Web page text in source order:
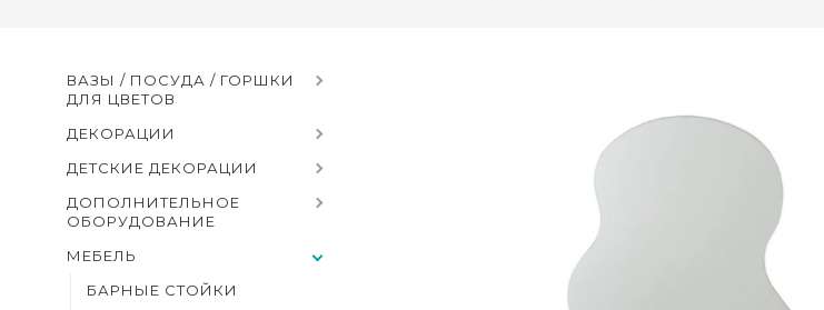
ВАЗЫ / ПОСУДА / ГОРШКИ
ДЛЯ ЦВЕТОВ
ДЕКОРАЦИИ
ДЕТСКИЕ ДЕКОРАЦИИ
ДОПОЛНИТЕЛЬНОЕ
ОБОРУДОВАНИЕ
МЕБЕЛЬ
БАРНЫЕ СТОЙКИ